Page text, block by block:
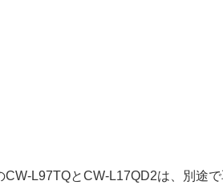
CW-L97TQとCW-L17QD2は、別途